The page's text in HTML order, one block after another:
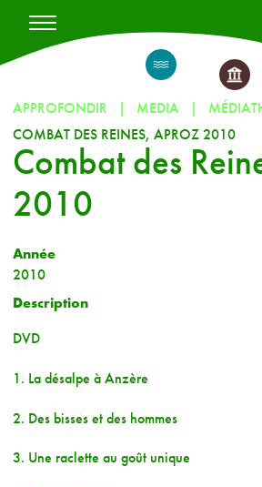
APPROFONDIR MEDIA
COMBAT DES REINES, APROZ 2010
Combat des
2010
Année
2010
Description
DVD
1. La désalpe à Anzère
2. Des bisses et des hommes
3. Une raclette au goût unique